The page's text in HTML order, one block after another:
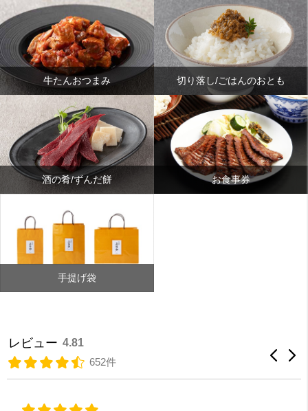
牛たんおつまみ 切り落し/ごはんのおとも
酒の肴/ずんだ餅 お食事券
手提げ袋
レビュー 4.81
652件